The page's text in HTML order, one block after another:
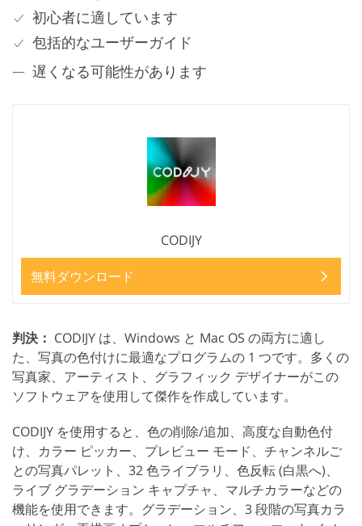
初心者に適しています
包括的なユーザーガイド
遅くなる可能性があります
CODIJY
無料ダウンロード
判決： CODIJY は、Windows と Mac OS の両方に適し
た、写真の色付けに最適なプログラムの 1 つです。多くの
写真家、アーティスト、グラフィック デザイナーがこの
ソフトウェアを使用して傑作を作成しています。
CODIJY を使用すると、色の削除/追加、高度な自動色付
け、カラー ピッカー、プレビュー モード、チャンネルご
との写真パレット、32 色ライブラリ、色反転 (白黒へ)、
ライブ グラデーション キャプチャ、マルチカラーなどの
機能を使用できます。グラデーション、3 段階の写真カラ